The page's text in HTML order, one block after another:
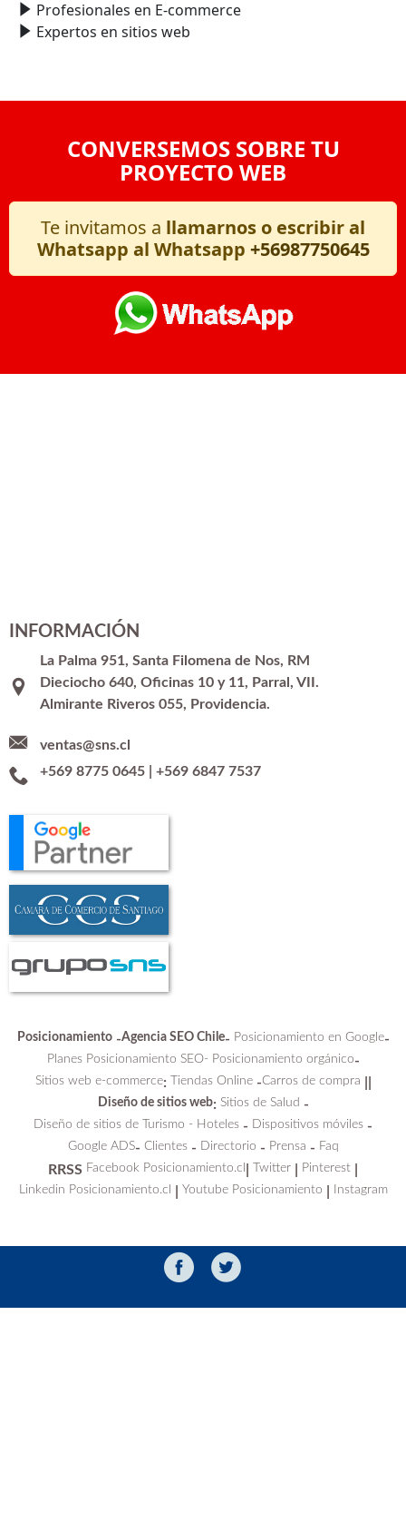
Profesionales en E-commerce
Expertos en sitios web
CONVERSEMOS SOBRE TU
PROYECTO WEB
Te invitamos a llamarnos o escribir al
Whatsapp al Whatsapp +56987750645
INFORMACIÓN
La Palma 951, Santa Filomena de Nos, RM
Dieciocho 640, Oficinas 10 y 11, Parral, VII.
Almirante Riveros 055, Providencia.
ventas@sns.cl
+569 8775 0645| +569 6847 7537
Posicionamiento-Agencia SEO Chile- Posicionamiento en Google-
Planes Posicionamiento SEO- Posicionamiento orgánico-
Sitios web e-commerce: Tiendas Online-Carros de compra
Diseño de sitios web: Sitios de Salud -
Diseño de sitios de Turismo - Hoteles - Dispositivos móviles -
Google ADS- Clientes- Directorio - Prensa - Faq
RRSS Facebook Posicionamiento.cl Twitter Pinterest
Linkedin Posicionamiento.cl Youtube Posicionamiento Instagram